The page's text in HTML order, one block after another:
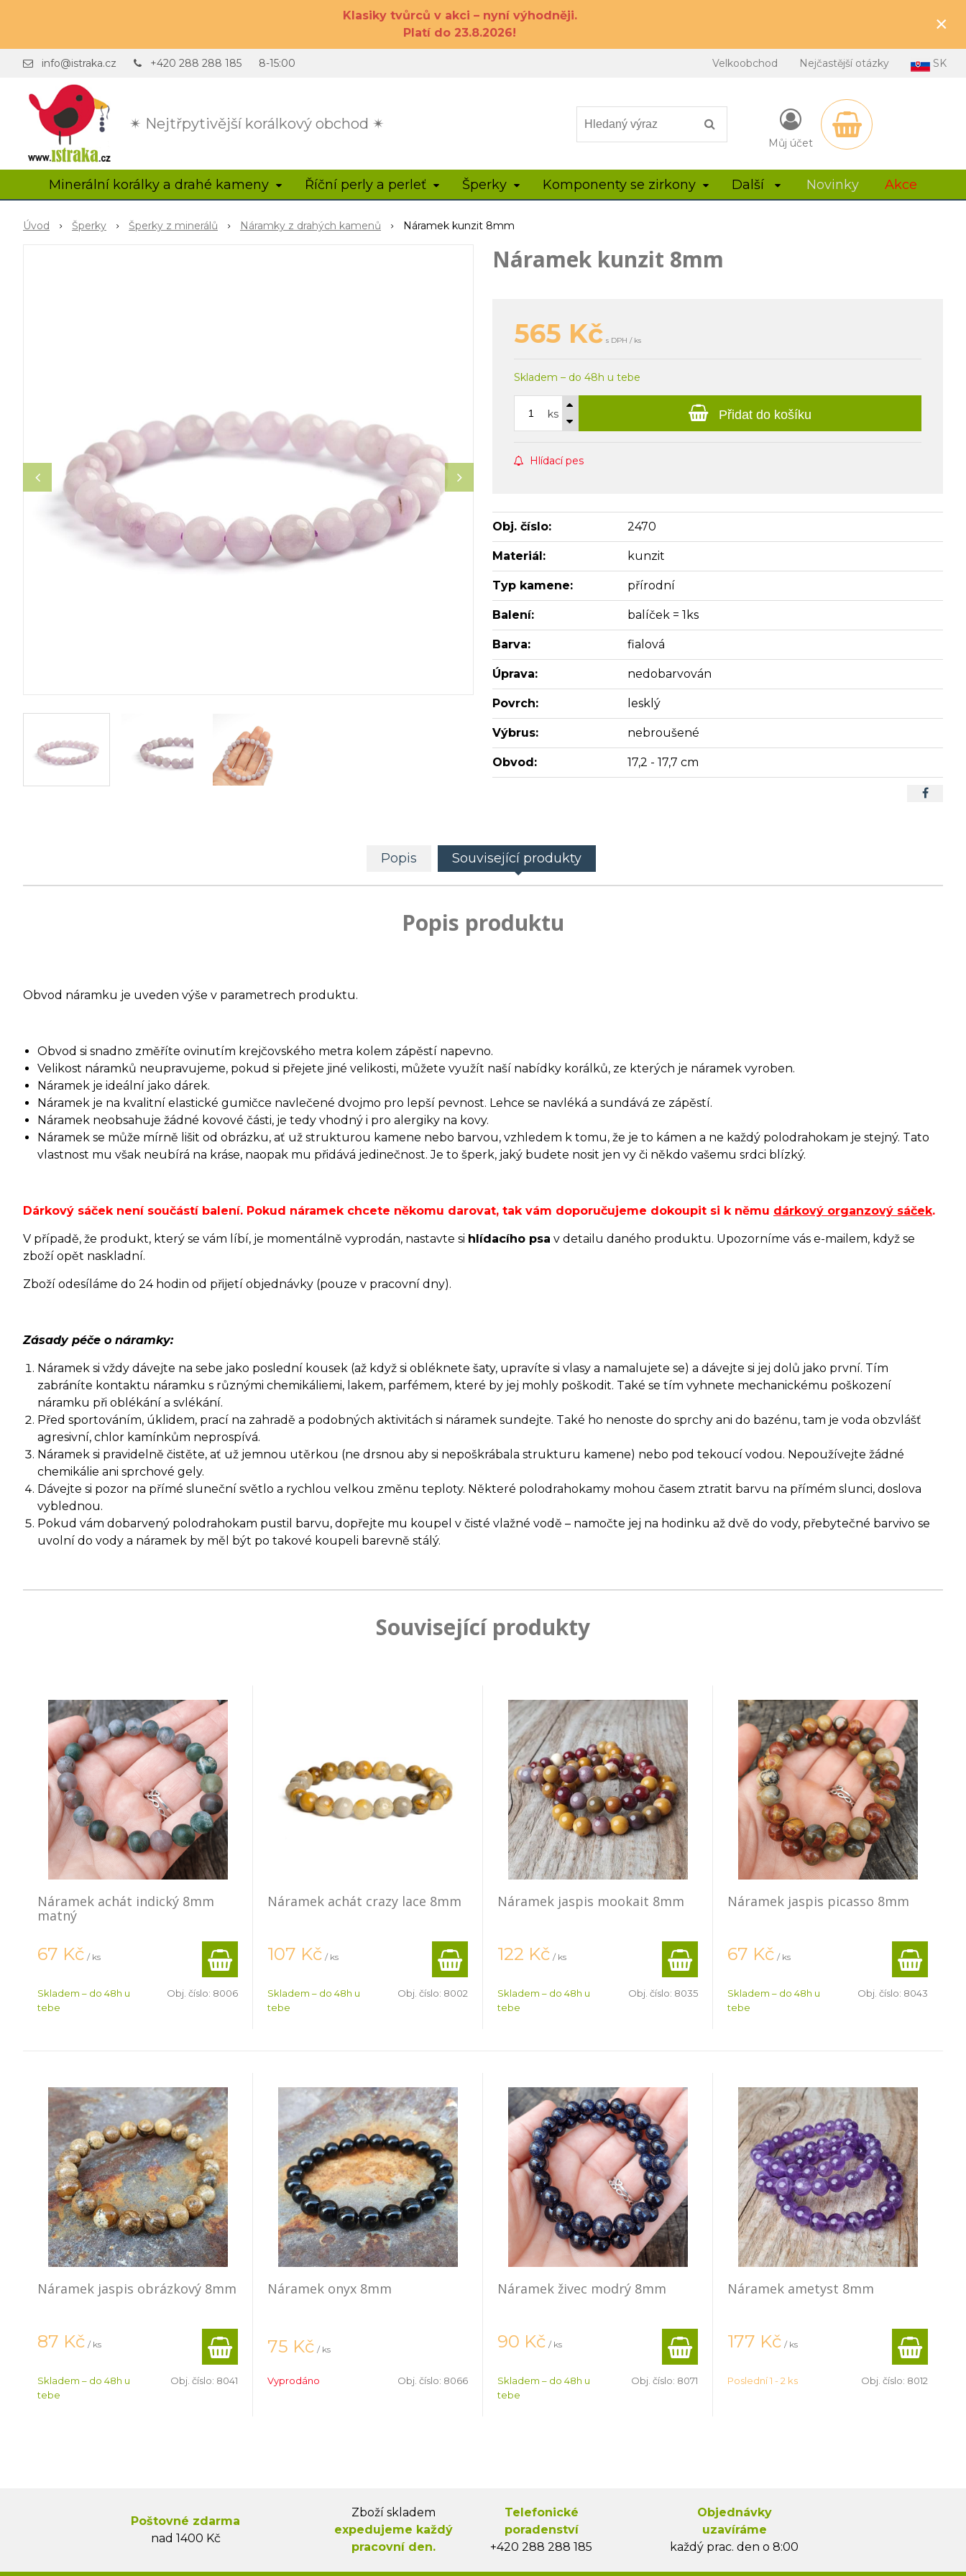
Klasiky tvůrců v akci – nyní výhodněji.
Platí do 23.8.2026!
×
✴ Nejtřpytivější korálkový obchod ✴
info@istraka.cz +420 288 288 185 8-15:00 Velkoobchod Nejčastější otázky SK
Můj účet
Minerální korálky a drahé kameny Říční perly a perleť Šperky Komponenty se zirkony Další Novinky Akce
Úvod Šperky Šperky z minerálů Náramky z drahých kamenů Náramek kunzit 8mm
Náramek kunzit 8mm
565 Kč s DPH / ks
Skladem – do 48h u tebe
ks Přidat do košíku
Hlídací pes
Obj. číslo: 2470
Materiál: kunzit
Typ kamene: přírodní
Balení: balíček = 1ks
Barva: fialová
Úprava: nedobarvován
Povrch: lesklý
Výbrus: nebroušené
Obvod: 17,2 - 17,7 cm
Popis Související produkty
Popis produktu
Obvod náramku je uveden výše v parametrech produktu.
Obvod si snadno změříte ovinutím krejčovského metra kolem zápěstí napevno.
Velikost náramků neupravujeme, pokud si přejete jiné velikosti, můžete využít naší nabídky korálků, ze kterých je náramek vyroben.
Náramek je ideální jako dárek.
Náramek je na kvalitní elastické gumičce navlečené dvojmo pro lepší pevnost. Lehce se navléká a sundává ze zápěstí.
Náramek neobsahuje žádné kovové části, je tedy vhodný i pro alergiky na kovy.
Náramek se může mírně lišit od obrázku, ať už strukturou kamene nebo barvou, vzhledem k tomu, že je to kámen a ne každý polodrahokam je stejný. Tato
vlastnost mu však neubírá na kráse, naopak mu přidává jedinečnost. Je to šperk, jaký budete nosit jen vy či někdo vašemu srdci blízký.
Dárkový sáček není součástí balení. Pokud náramek chcete někomu darovat, tak vám doporučujeme dokoupit si k němu dárkový organzový sáček.
V případě, že produkt, který se vám líbí, je momentálně vyprodán, nastavte si hlídacího psa v detailu daného produktu. Upozorníme vás e-mailem, když se
zboží opět naskladní.
Zboží odesíláme do 24 hodin od přijetí objednávky (pouze v pracovní dny).
Zásady péče o náramky:
Náramek si vždy dávejte na sebe jako poslední kousek (až když si obléknete šaty, upravíte si vlasy a namalujete se) a dávejte si jej dolů jako první. Tím
zabráníte kontaktu náramku s různými chemikáliemi, lakem, parfémem, které by jej mohly poškodit. Také se tím vyhnete mechanickému poškození
náramku při oblékání a svlékání.
Před sportováním, úklidem, prací na zahradě a podobných aktivitách si náramek sundejte. Také ho nenoste do sprchy ani do bazénu, tam je voda obzvlášť
agresivní, chlor kamínkům neprospívá.
Náramek si pravidelně čistěte, ať už jemnou utěrkou (ne drsnou aby si nepoškrábala strukturu kamene) nebo pod tekoucí vodou. Nepoužívejte žádné
chemikálie ani sprchové gely.
Dávejte si pozor na přímé sluneční světlo a rychlou velkou změnu teploty. Některé polodrahokamy mohou časem ztratit barvu na přímém slunci, doslova
vyblednou.
Pokud vám dobarvený polodrahokam pustil barvu, dopřejte mu koupel v čisté vlažné vodě – namočte jej na hodinku až dvě do vody, přebytečné barvivo se
uvolní do vody a náramek by měl být po takové koupeli barevně stálý.
Související produkty
Náramek achát indický 8mm
matný
67 Kč / ks
Skladem – do 48h u
tebe
Obj. číslo: 8006
Náramek achát crazy lace 8mm
107 Kč / ks
Skladem – do 48h u
tebe
Obj. číslo: 8002
Náramek jaspis mookait 8mm
122 Kč / ks
Skladem – do 48h u
tebe
Obj. číslo: 8035
Náramek jaspis picasso 8mm
67 Kč / ks
Skladem – do 48h u
tebe
Obj. číslo: 8043
Náramek jaspis obrázkový 8mm
87 Kč / ks
Skladem – do 48h u
tebe
Obj. číslo: 8041
Náramek onyx 8mm
75 Kč / ks
Vyprodáno Obj. číslo: 8066
Náramek živec modrý 8mm
90 Kč / ks
Skladem – do 48h u
tebe
Obj. číslo: 8071
Náramek ametyst 8mm
177 Kč / ks
Poslední 1 - 2 ks Obj. číslo: 8012
Poštovné zdarma
nad 1400 Kč
Zboží skladem
expedujeme každý
pracovní den.
Telefonické
poradenství
+420 288 288 185
Objednávky
uzavíráme
každý prac. den o 8:00